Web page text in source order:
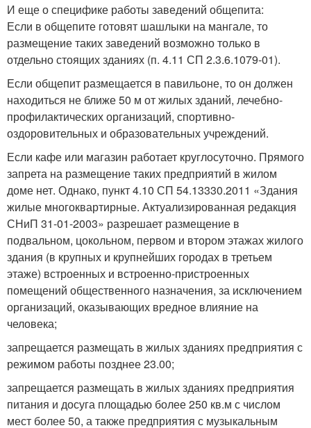
И еще о специфике работы заведений общепита:
Если в общепите готовят шашлыки на мангале, то
размещение таких заведений возможно только в
отдельно стоящих зданиях (п. 4.11 СП 2.3.6.1079-01).
Если общепит размещается в павильоне, то он должен
находиться не ближе 50 м от жилых зданий, лечебно-
профилактических организаций, спортивно-
оздоровительных и образовательных учреждений.
Если кафе или магазин работает круглосуточно. Прямого
запрета на размещение таких предприятий в жилом
доме нет. Однако, пункт 4.10 СП 54.13330.2011 «Здания
жилые многоквартирные. Актуализированная редакция
СНиП 31-01-2003» разрешает размещение в
подвальном, цокольном, первом и втором этажах жилого
здания (в крупных и крупнейших городах в третьем
этаже) встроенных и встроенно-пристроенных
помещений общественного назначения, за исключением
организаций, оказывающих вредное влияние на
человека;
запрещается размещать в жилых зданиях предприятия с
режимом работы позднее 23.00;
запрещается размещать в жилых зданиях предприятия
питания и досуга площадью более 250 кв.м с числом
мест более 50, а также предприятия с музыкальным